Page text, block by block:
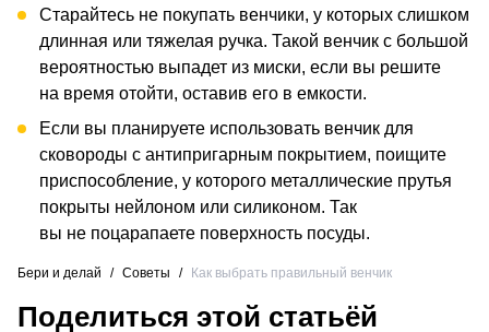
Старайтесь не покупать венчики, у которых слишком
длинная или тяжелая ручка. Такой венчик с большой
вероятностью выпадет из миски, если вы решите
на время отойти, оставив его в емкости.
Если вы планируете использовать венчик для
сковороды с антипригарным покрытием, поищите
приспособление, у которого металлические прутья
покрыты нейлоном или силиконом. Так
вы не поцарапаете поверхность посуды.
Бери и делай / Советы / Как выбрать правильный венчик
Поделиться этой статьёй